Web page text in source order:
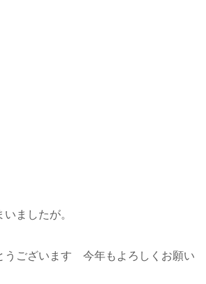
ましたが。
うございます 今年もよろしくお願い